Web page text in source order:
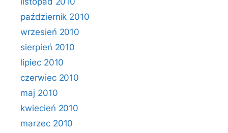
październik 2010
wrzesień 2010
sierpień 2010
lipiec 2010
czerwiec 2010
maj 2010
kwiecień 2010
marzec 2010